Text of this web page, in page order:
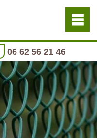
06 62 56 21 46